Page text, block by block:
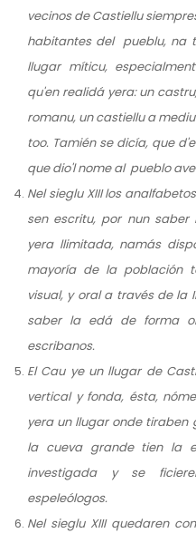
vecinos de Castiellu
habitantes del pueblu, na
llugar míticu,
qu'en realidá yera: un
romanu, un castiellu a
too. Tamién se dicía, que
que dio'l nome al pueblo
Nel sieglu XIII los
sen escritu, por nun
yera llimitada, namás
mayoría de la población
visual, y oral a través de la
saber la edá de forma
escribanos.
El Cau ye un llugar de
vertical y fonda, ésta,
yera un llugar onde tiraben
la cueva grande tien la
investigada y se
espeleólogos.
Nel sieglu XIII quedaren